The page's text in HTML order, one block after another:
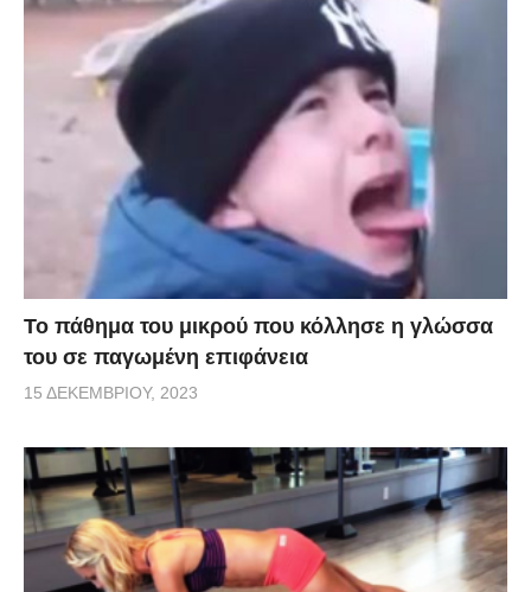
Το πάθημα του μικρού που κόλλησε η γλώσσα
του σε παγωμένη επιφάνεια
15 ΔΕΚΕΜΒΡΊΟΥ, 2023